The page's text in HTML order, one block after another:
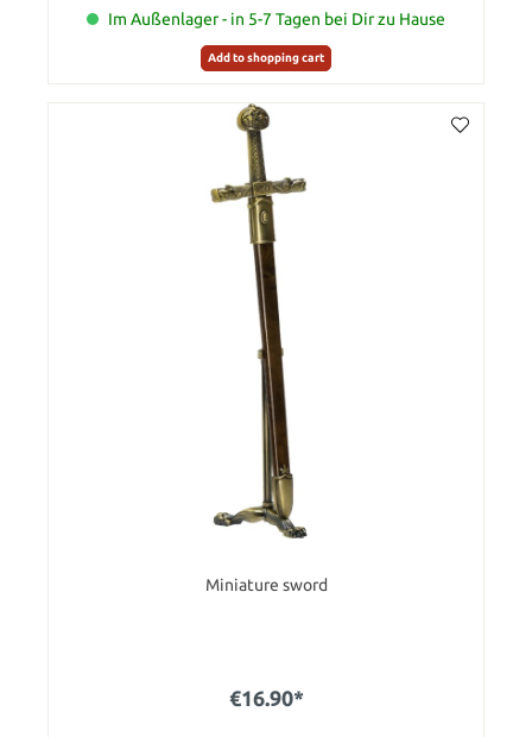
Im Außenlager - in 5-7 Tagen bei Dir zu Hause
Add to shopping cart
Miniature sword
€16.90*